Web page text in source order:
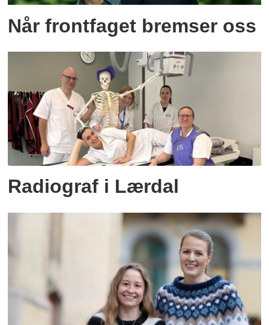
Når frontfaget bremser oss
Radiograf i Lærdal